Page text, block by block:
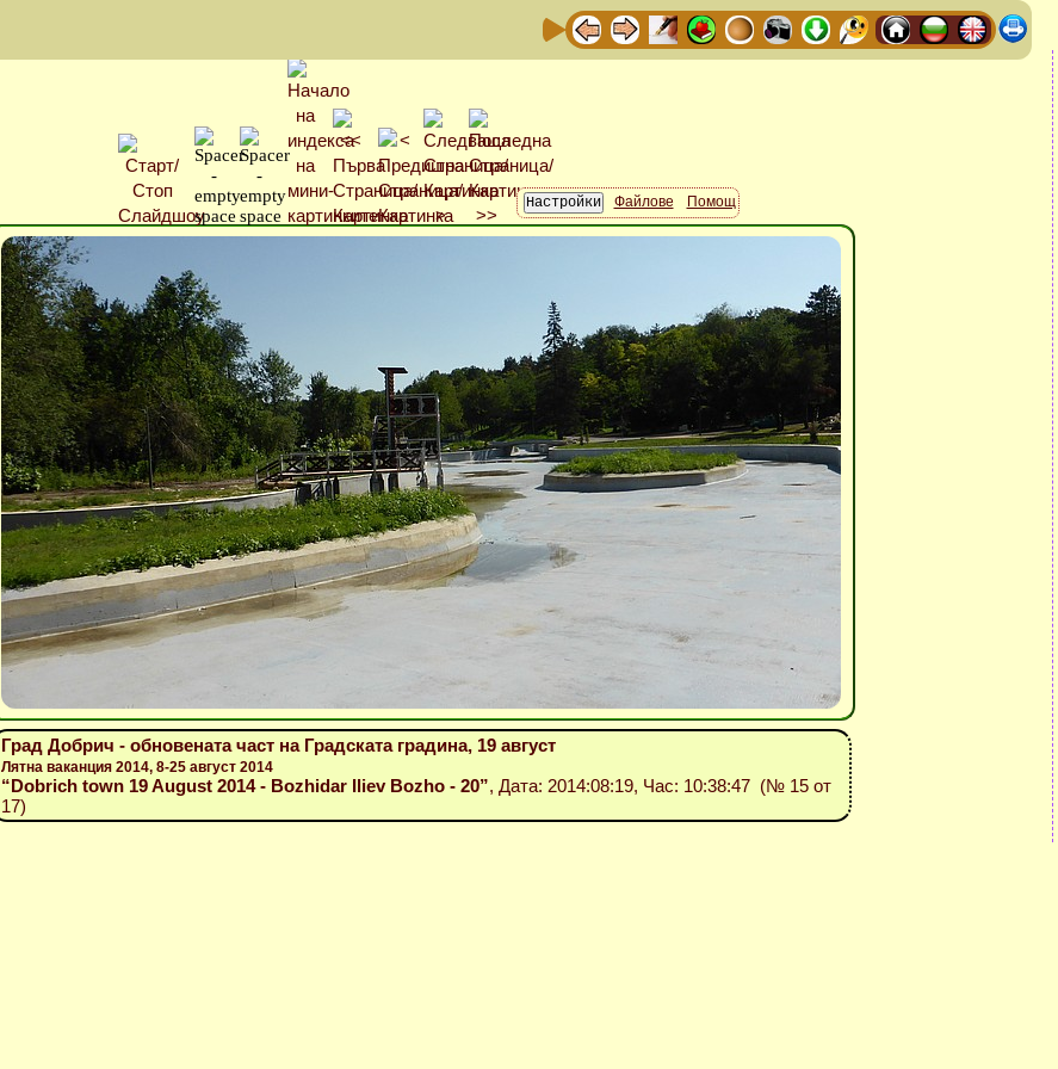
Файлове Помощ
Град Добрич - обновената част на Градската градина, 19 август
Лятна ваканция 2014, 8-25 август 2014
“Dobrich town 19 August 2014 - Bozhidar Iliev Bozho - 20”, Дата: 2014:08:19, Час: 10:38:47 (№ 15 от
17)